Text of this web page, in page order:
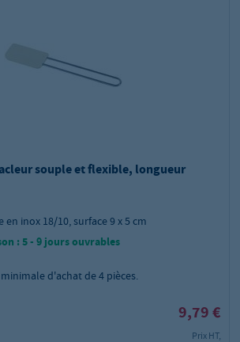
souple et flexible, longueur
en inox 18/10, surface 9 x 5 cm
: 5 - 9 jours ouvrables
d'achat de4 pièces.
9,79 €
Prix HT,